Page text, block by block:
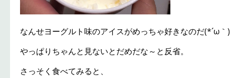
なんせヨーグルト味のアイスがめっちゃ好きなのだ(*´ω｀)
やっぱりちゃんと見ないとだめだな～と反省。
さっそく食べてみると、